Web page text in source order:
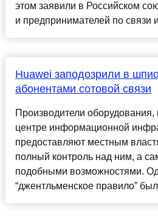
этом заявили в Российском
и предпринимателей по связи
Huawei заподозрили в
абонентами сотовой связи
Производители оборудования,
центре информационной
предоставляют местным
полный контроль над ним, а
подобными возможностями.
“джентльменское правило”